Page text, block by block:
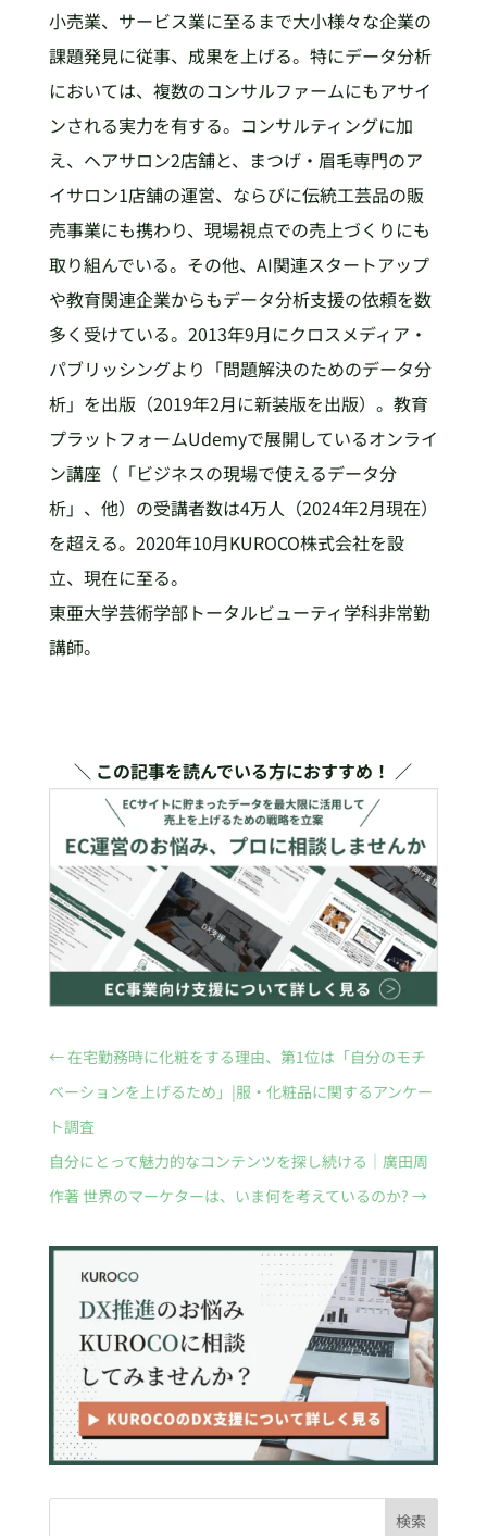
小売業、サービス業に至るまで大小様々な企業の
課題発見に従事、成果を上げる。特にデータ分析
においては、複数のコンサルファームにもアサイ
ンされる実力を有する。コンサルティングに加
え、ヘアサロン2店舗と、まつげ・眉毛専門のア
イサロン1店舗の運営、ならびに伝統工芸品の販
売事業にも携わり、現場視点での売上づくりにも
取り組んでいる。その他、AI関連スタートアップ
や教育関連企業からもデータ分析支援の依頼を数
多く受けている。2013年9月にクロスメディア・
パブリッシングより「問題解決のためのデータ分
析」を出版（2019年2月に新装版を出版）。教育
プラットフォームUdemyで展開しているオンライ
ン講座（「ビジネスの現場で使えるデータ分
析」、他）の受講者数は4万人（2024年2月現在）
を超える。2020年10月KUROCO株式会社を設
立、現在に至る。
東亜大学芸術学部トータルビューティ学科非常勤
講師。
＼ この記事を読んでいる方におすすめ！ ／
←在宅勤務時に化粧をする理由、第1位は「自分のモチ
ベーションを上げるため」|服・化粧品に関するアンケー
ト調査
自分にとって魅力的なコンテンツを探し続ける｜廣田周
作著 世界のマーケターは、いま何を考えているのか? →
検索